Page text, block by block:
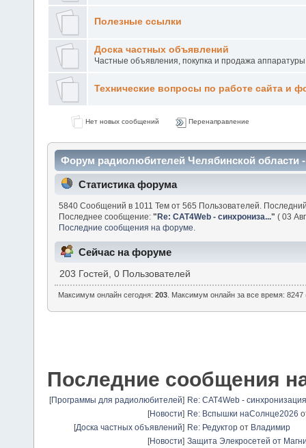
Полезные ссылки
Доска частных объявлений
Частные объявления, покупка и продажа
Технические вопросы по работе сайта и
Нет новых сообщений Перенаправление
Форум радиолюбителей Челябинской
Статистика форума
5840 Сообщений в 1011 Тем от 565 Пользователей.
Последнее сообщение:"Re: CAT4Web - синхрониза..." ( 03
Последние сообщения на форуме.
Сейчас на форуме
203 Гостей, 0 Пользователей
Максимум онлайн сегодня:203 . Максимум онлайн за все время:
Последние сообщения
[Программы для радиолюбителей] Re: CAT4Web -
[Новости] Re: Вспышки наСолнце2026
[Доска частных объявлений] Re: Редуктор от Владимир
[Новости] Защита Элекросетей от